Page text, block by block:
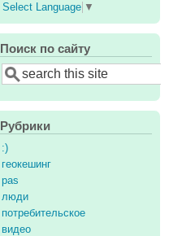
Select Language ▼
Поиск по сайту
Search
Рубрики
:)
геокешинг
pas
люди
потребительское
видео